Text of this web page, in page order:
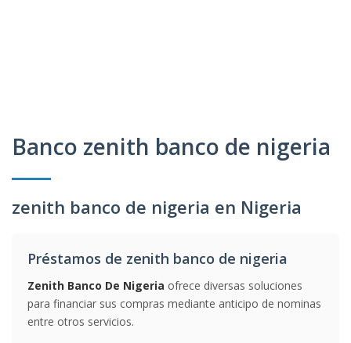
Banco zenith banco de nigeria
zenith banco de nigeria en Nigeria
Préstamos de zenith banco de nigeria
Zenith Banco De Nigeria ofrece diversas soluciones
para financiar sus compras mediante anticipo de nominas
entre otros servicios.